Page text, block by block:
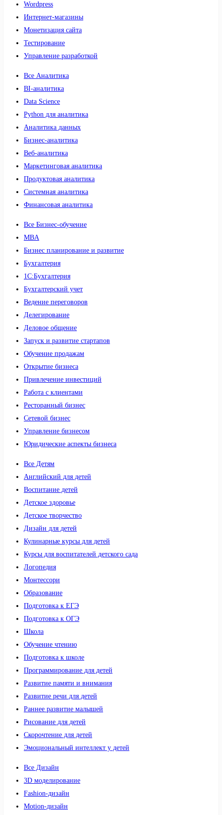
Wordpress
Интернет-магазины
Монетизация сайта
Тестирование
Управление разработкой
Все Аналитика
BI-аналитика
Data Science
Python для аналитика
Аналитика данных
Бизнес-аналитика
Веб-аналитика
Маркетинговая аналитика
Продуктовая аналитика
Системная аналитика
Финансовая аналитика
Все Бизнес-обучение
MBA
Бизнес планирование и развитие
Бухгалтерия
1C:Бухгалтерия
Бухгалтерский учет
Ведение переговоров
Делегирование
Деловое общение
Запуск и развитие стартапов
Обучение продажам
Открытие бизнеса
Привлечение инвестиций
Работа с клиентами
Ресторанный бизнес
Сетевой бизнес
Управление бизнесом
Юридические аспекты бизнеса
Все Детям
Английский для детей
Воспитание детей
Детское здоровье
Детское творчество
Дизайн для детей
Кулинарные курсы для детей
Курсы для воспитателей детского сада
Логопедия
Монтессори
Образование
Подготовка к ЕГЭ
Подготовка к ОГЭ
Школа
Обучение чтению
Подготовка к школе
Программирование для детей
Развитие памяти и внимания
Развитие речи для детей
Раннее развитие малышей
Рисование для детей
Скорочтение для детей
Эмоциональный интеллект у детей
Все Дизайн
3D моделирование
Fashion-дизайн
Motion-дизайн